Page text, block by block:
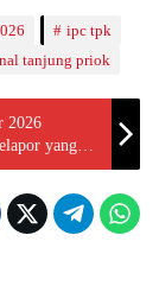
ipc tpk
tanjung priok
2026
yang